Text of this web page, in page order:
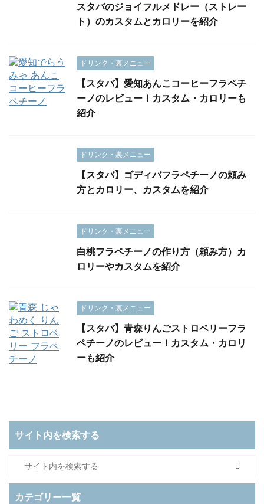
スタバのジョイフルメドレー（ストレー
ト）のカスタムとカロリーを紹介
ドリンク・裏メニュー
【スタバ】愛知あんこコーヒーフラペチ
ーノのレビュー！カスタム・カロリーも
紹介
ドリンク・裏メニュー
【スタバ】ゴディバフラペチーノの頼み
方とカロリー、カスタムを紹介
ドリンク・裏メニュー
白桃フラペチーノの作り方（頼み方）カ
ロリーやカスタムを紹介
ドリンク・裏メニュー
【スタバ】青森りんごストロベリーフラ
ペチーノのレビュー！カスタム・カロリ
ーも紹介
サイト内を検索する
カテゴリー一覧